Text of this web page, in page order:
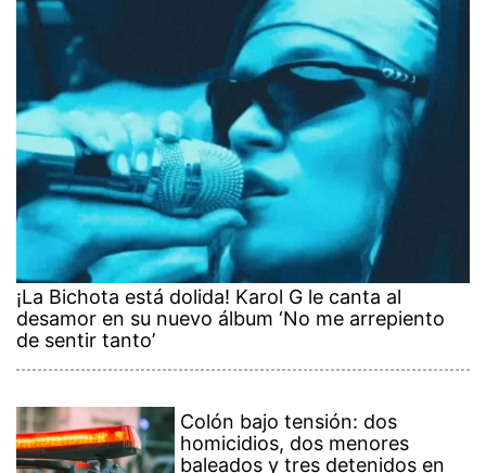
¡La Bichota está dolida! Karol G le canta al
desamor en su nuevo álbum ‘No me arrepiento
de sentir tanto’
Colón bajo tensión: dos
homicidios, dos menores
baleados y tres detenidos en